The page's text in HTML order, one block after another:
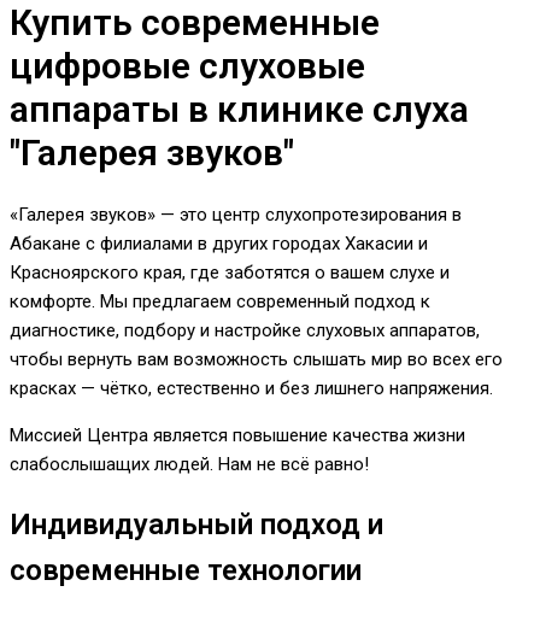
Купить современные
цифровые слуховые
аппараты в клинике слуха
"Галерея звуков"
«Галерея звуков» — это центр слухопротезирования в
Абакане с филиалами в других городах Хакасии и
Красноярского края, где заботятся о вашем слухе и
комфорте. Мы предлагаем современный подход к
диагностике, подбору и настройке слуховых аппаратов,
чтобы вернуть вам возможность слышать мир во всех его
красках — чётко, естественно и без лишнего напряжения.
Миссией Центра является повышение качества жизни
слабослышащих людей. Нам не всё равно!
Индивидуальный подход и
современные технологии